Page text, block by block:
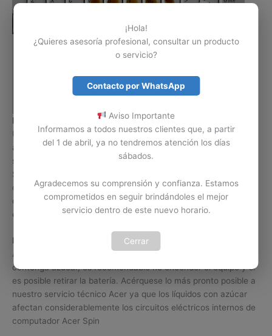
Mantenimiento o limpieza de Teclado Spin
Un Portátil Acer Spin no está exento de un accidente con
algún liquido o sustancia sobre su Teclado, cuando esto
sucede es posible limpiar o realizar mantenimiento al Teclado
Spin para secar o eliminar residuos de dicho líquido. El Teclado
de un portátil Spin también está expuesto a residuos de
comida o exceso de polvo, esto también afecta
considerablemente el funcionamiento de dicho Teclado.
IMPORTANTE:
Si el líquido que se derramo sobre su Teclado
Acer Spin SP513-51 es gaseosa, café o cualquier bebida que
contenga azúcar, es recomendable no encender el equipo y si
es posible retirar la batería. Acérquese lo más pronto posible a
nuestro servicio técnico Acer ya que los líquidos con azúcar
afectan considerablemente los circuitos eléctricos internos de
computador Acer Spin
¡Hola!
¿Quieres asesoría profesional, consultar un producto
o servicio?
Contacto por WhatsApp
Aviso Importante
Informamos a todos nuestros clientes que, a partir
del 1 de abril, ya no tendremos atención los días
sábados.
Agradecemos su comprensión y confianza. Estamos
comprometidos en seguir brindándoles el mejor
servicio dentro de este nuevo horario.
Cerrar